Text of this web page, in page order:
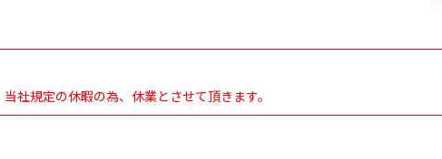
社規定の休暇の為、休業とさせて頂きます。